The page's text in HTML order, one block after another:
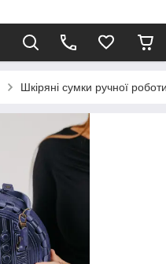
Шкіряні сумки ручної